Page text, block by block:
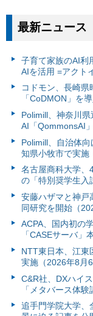
最新ニュース
子育て家族のAI利
AIを活用 =アクト
コドモン、長崎県
「CoDMON」を
Polimill、神奈川
AI「QommonsAI
Polimill、自治体
知県小牧市で実施
名古屋商科大学、
の「特別奨学生入
安藤ハザマと神戸
同研究を開始（
ACPA、国内初の
「CASEサーバ」
NTT東日本、江東
実施（2026年8月6
C&R社、DXハイ
「メタバース体
追手門学院大学、